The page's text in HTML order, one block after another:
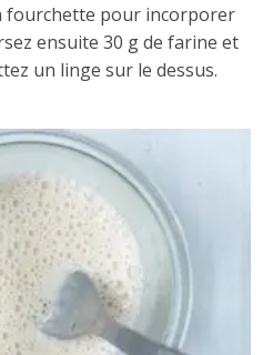
fourchette pour incorporer
ensuite 30 g de farine et
un linge sur le dessus.